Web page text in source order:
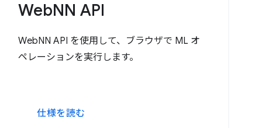
WebNN API
WebNN API を使用して、ブラウザで ML オ
ペレーションを実行します。
仕様を読む